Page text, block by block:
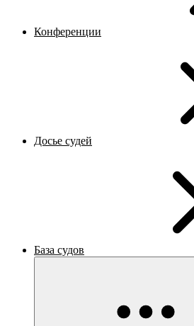
Конференции
Досье судей
База судов